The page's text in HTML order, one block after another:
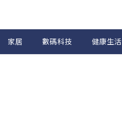
家居 數碼科技 健康生活